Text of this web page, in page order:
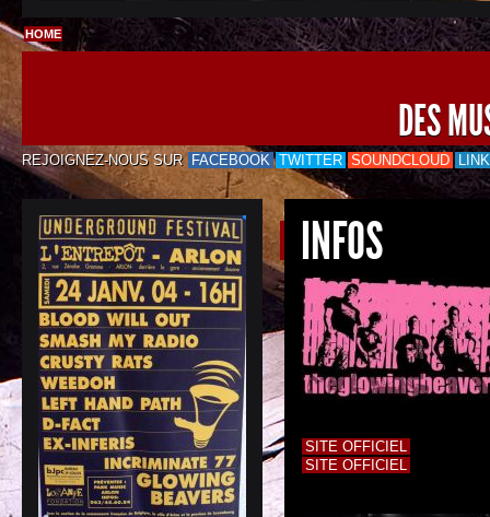
HOME
DES
REJOIGNEZ-NOUS SUR FACEBOOK TWITTER SOUNDCLOUD
INFOS
SITE OFFICIEL
SITE OFFICIEL